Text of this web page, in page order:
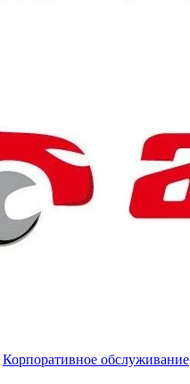
Корпоративное обслуживание